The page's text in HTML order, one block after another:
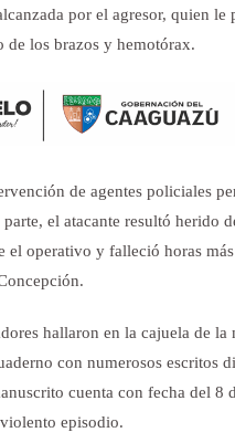
por el agresor, quien le
de los brazos y hemotórax.
de agentes policiales
parte, el atacante resultó herido
el operativo y falleció horas
hallaron en la cajuela de la
con numerosos escritos
cuenta con fecha del 8
episodio.